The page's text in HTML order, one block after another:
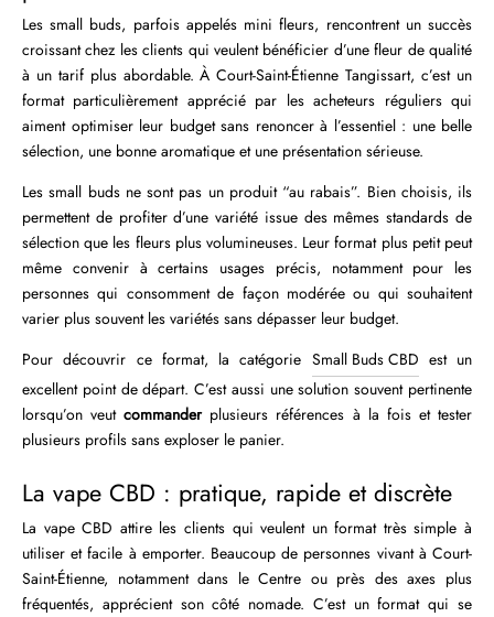
Les small buds, parfois appelés mini fleurs, rencontrent un succès
croissant chez les clients qui veulent bénéficier d’une fleur de qualité
à un tarif plus abordable. À Court-Saint-Étienne Tangissart, c’est un
format particulièrement apprécié par les acheteurs réguliers qui
aiment optimiser leur budget sans renoncer à l’essentiel : une belle
sélection, une bonne aromatique et une présentation sérieuse.
Les small buds ne sont pas un produit “au rabais”. Bien choisis, ils
permettent de profiter d’une variété issue des mêmes standards de
sélection que les fleurs plus volumineuses. Leur format plus petit peut
même convenir à certains usages précis, notamment pour les
personnes qui consomment de façon modérée ou qui souhaitent
varier plus souvent les variétés sans dépasser leur budget.
Pour découvrir ce format, la catégorie Small Buds CBD est un
excellent point de départ. C’est aussi une solution souvent pertinente
lorsqu’on veutcommanderplusieurs références à la fois et tester
plusieurs profils sans exploser le panier.
La vape CBD : pratique, rapide et discrète
La vape CBD attire les clients qui veulent un format très simple à
utiliser et facile à emporter. Beaucoup de personnes vivant à Court-
Saint-Étienne, notamment dans le Centre ou près des axes plus
fréquentés, apprécient son côté nomade. C’est un format qui se